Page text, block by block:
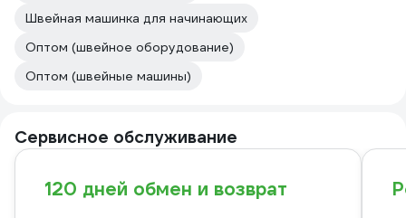
Швейная машинка для начинающих
Оптом (швейное оборудование)
Оптом (швейные машины)
Сервисное обслуживание
120 дней обмен и возврат